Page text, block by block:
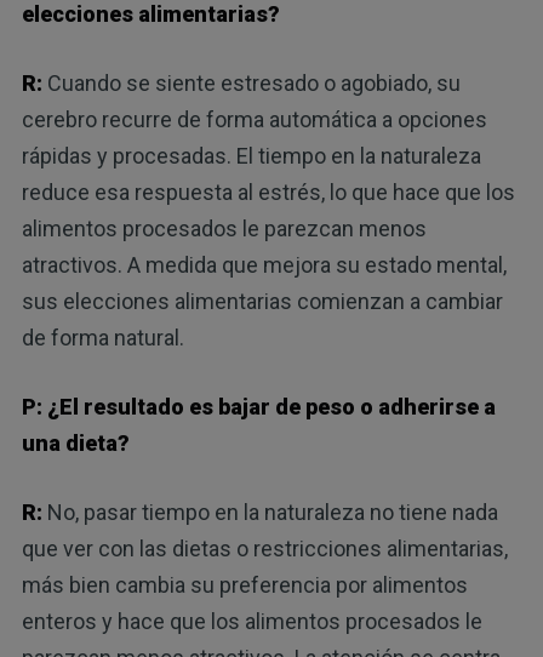
elecciones alimentarias?
R: Cuando se siente estresado o agobiado, su
cerebro recurre de forma automática a opciones
rápidas y procesadas. El tiempo en la naturaleza
reduce esa respuesta al estrés, lo que hace que los
alimentos procesados le parezcan menos
atractivos. A medida que mejora su estado mental,
sus elecciones alimentarias comienzan a cambiar
de forma natural.
P: ¿El resultado es bajar de peso o adherirse a
una dieta?
R: No, pasar tiempo en la naturaleza no tiene nada
que ver con las dietas o restricciones alimentarias,
más bien cambia su preferencia por alimentos
enteros y hace que los alimentos procesados le